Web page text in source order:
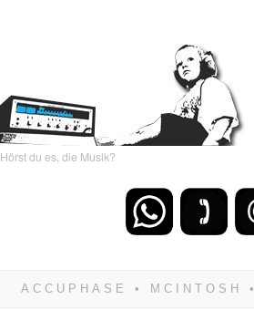
Hörst du es, die Musik?
zwangsläufig siegen! Und